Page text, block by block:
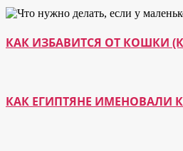
КАК ИЗБАВИТСЯ ОТ КОШКИ
КАК ЕГИПТЯНЕ ИМЕНОВАЛИ